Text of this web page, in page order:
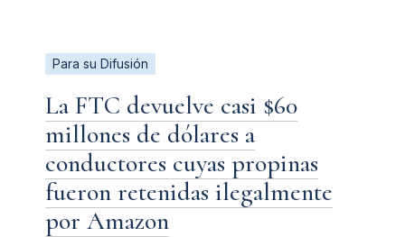
Para su Difusión
La FTC devuelve casi $60
millones de dólares a
conductores cuyas propinas
fueron retenidas ilegalmente
por Amazon